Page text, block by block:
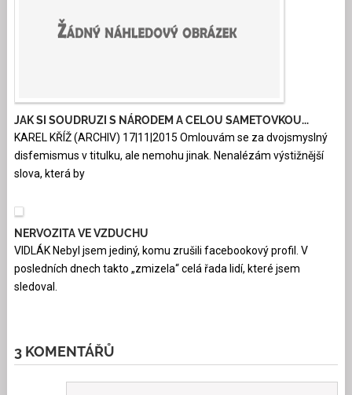
JAK SI SOUDRUZI S NÁRODEM A CELOU SAMETOVKOU...
KAREL KŘÍŽ (ARCHIV) 17|11|2015 Omlouvám se za dvojsmyslný
disfemismus v titulku, ale nemohu jinak. Nenalézám výstižnější
slova, která by
NERVOZITA VE VZDUCHU
VIDLÁK Nebyl jsem jediný, komu zrušili facebookový profil. V
posledních dnech takto „zmizela“ celá řada lidí, které jsem
sledoval.
3 KOMENTÁŘŮ